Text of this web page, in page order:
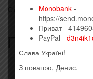
Стиль: Hard Rock, Blues
Похожие
Monobank -
https://
Приват -
PayPal -
Слава Україні!
З повагою, Денис.